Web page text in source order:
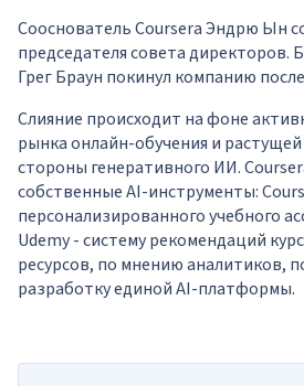
Сооснователь Coursera Эндрю Ын
председателя совета директоров.
Грег Браун покинул компанию
Слияние происходит на фоне
рынка онлайн-обучения и
стороны генеративного ИИ.
собственные AI-инструменты:
персонализированного учебного
Udemy - систему рекомендаций
ресурсов, по мнению аналитиков,
разработку единой AI-платформы.